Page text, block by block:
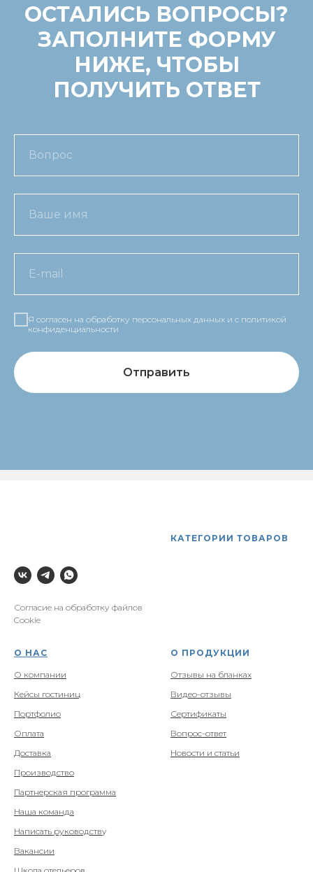
ОСТАЛИСЬ ВОПРОСЫ?
ЗАПОЛНИТЕ ФОРМУ
НИЖЕ, ЧТОБЫ
ПОЛУЧИТЬ ОТВЕТ
Я согласен на обработку персональных данных и c политикой
конфиденциальности
Отправить
Согласие на обработку файлов
Cookie
КАТЕГОРИИ ТОВАРОВ
О НАС
О компании
Кейсы гостиниц
Портфолио
Оплата
Доставка
Производство
Партнерская программа
Наша команда
Написать руководству
Вакансии
О ПРОДУКЦИИ
Отзывы на бланках
Видео-отзывы
Сертификаты
Вопрос-ответ
Новости и статьи